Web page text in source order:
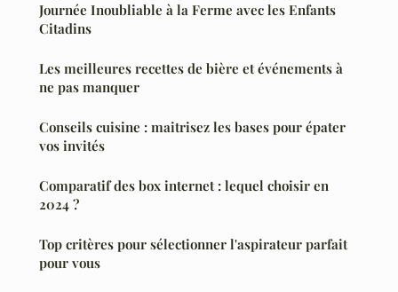
Journée Inoubliable à la Ferme avec les Enfants
Citadins
Les meilleures recettes de bière et événements à
ne pas manquer
Conseils cuisine : maitrisez les bases pour épater
vos invités
Comparatif des box internet : lequel choisir en
2024 ?
Top critères pour sélectionner l'aspirateur parfait
pour vous